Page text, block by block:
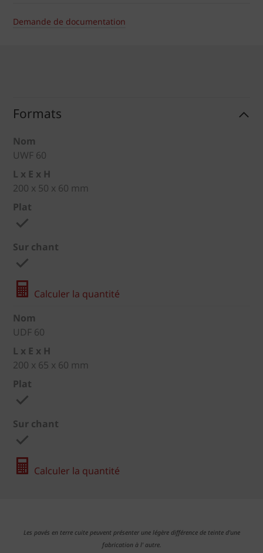
Demande de documentation
Formats
Nom
UWF 60
L x E x H
200 x 50 x 60 mm
Plat
Sur chant
Calculer la quantité
Nom
UDF 60
L x E x H
200 x 65 x 60 mm
Plat
Sur chant
Calculer la quantité
Les pavés en terre cuite peuvent présenter une légère différence de teinte d'une
fabrication à l' autre.